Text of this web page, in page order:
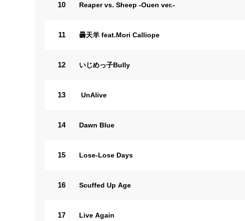
10 Reaper vs. Sheep -Ouen ver.-
11 曇天羊 feat.Mori Calliope
12 いじめっ子Bully
13 UnAlive
14 Dawn Blue
15 Lose-Lose Days
16 Scuffed Up Age
17 Live Again